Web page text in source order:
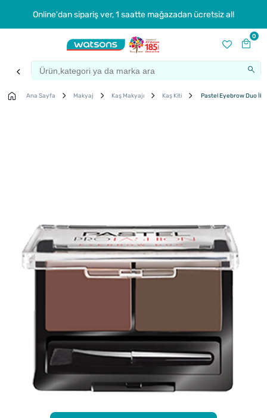
Online'dan sipariş ver, 1 saatte mağazadan ücretsiz al!
0
Ana Sayfa Makyaj Kaş Makyajı Kaş Kiti Pastel Eyebrow Duo